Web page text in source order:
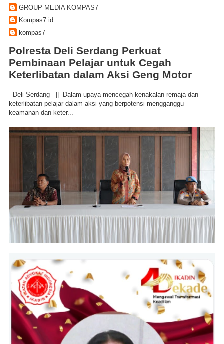
GROUP MEDIA KOMPAS7
Kompas7.id
kompas7
Polresta Deli Serdang Perkuat
Pembinaan Pelajar untuk Cegah
Keterlibatan dalam Aksi Geng Motor
Deli Serdang || Dalam upaya mencegah kenakalan remaja dan
keterlibatan pelajar dalam aksi yang berpotensi mengganggu
keamanan dan keter...